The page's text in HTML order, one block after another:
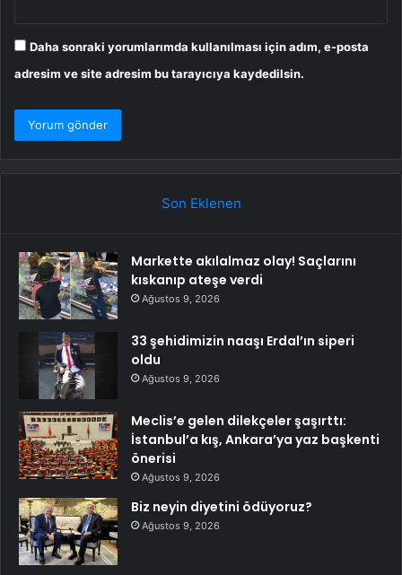
Daha sonraki yorumlarımda kullanılması için adım, e-posta
adresim ve site adresim bu tarayıcıya kaydedilsin.
Son Eklenen
Markette akılalmaz olay! Saçlarını
kıskanıp ateşe verdi
Ağustos 9, 2026
33 şehidimizin naaşı Erdal’ın siperi
oldu
Ağustos 9, 2026
Meclis’e gelen dilekçeler şaşırttı:
İstanbul’a kış, Ankara’ya yaz başkenti
önerisi
Ağustos 9, 2026
Biz neyin diyetini ödüyoruz?
Ağustos 9, 2026